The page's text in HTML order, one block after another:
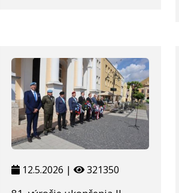
12.5.2026 | 321350